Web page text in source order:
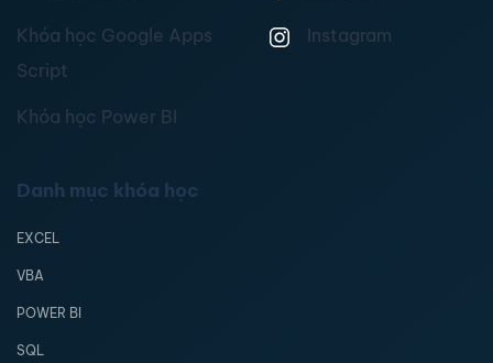
Khóa học Google Apps
Script
Khóa học Power BI
Instagram
Danh mục khóa học
EXCEL
VBA
POWER BI
SQL